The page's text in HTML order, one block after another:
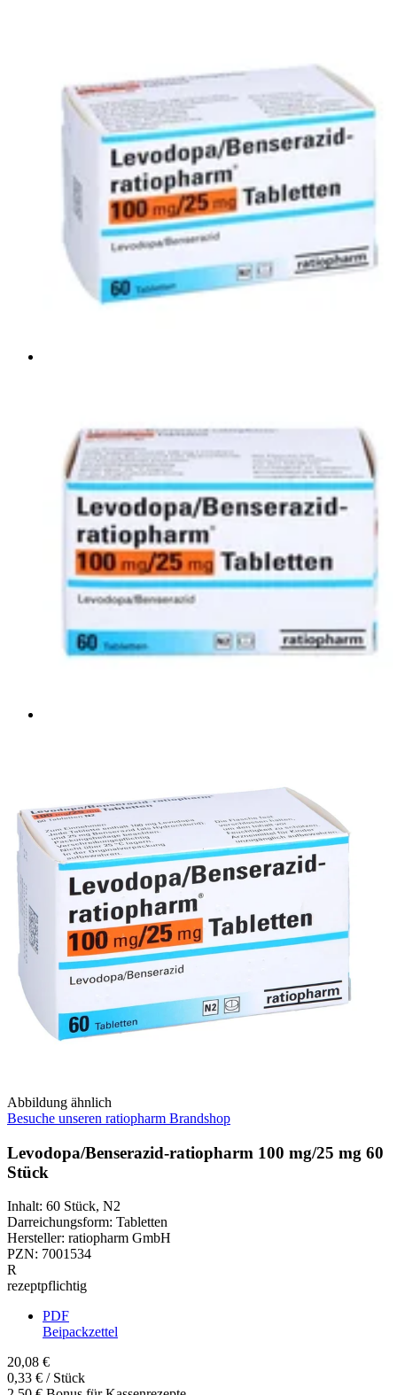
Abbildung ähnlich
Besuche unseren ratiopharm Brandshop
Levodopa/Benserazid-ratiopharm 100 mg/25 mg 60
Stück
Inhalt: 60 Stück, N2
Darreichungsform: Tabletten
Hersteller: ratiopharm GmbH
PZN: 7001534
R
rezeptpflichtig
PDF
Beipackzettel
20,08 €
0,33 € / Stück